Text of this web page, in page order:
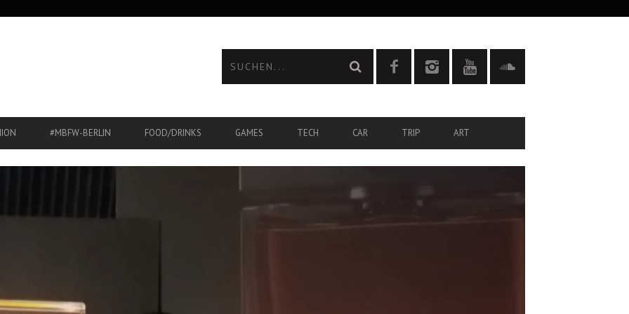
#MBFW-BERLIN FOOD/DRINKS GAMES TECH CAR TRIP ART